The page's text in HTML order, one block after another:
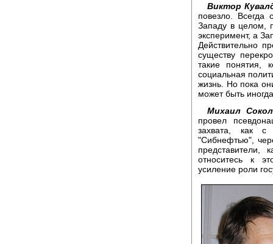
Виктор
повезло. Всегда
Западу в целом,
эксперимент, а
Действительно
существу
такие понятия,
социальная
жизнь. Но пока
может быть
Михаил
провел
захвата, как с
"Сибнефтью",
представители,
относитесь к
усиление роли